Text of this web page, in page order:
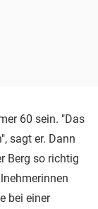
60 sein. "Das
sagt er. Dann
Berg so richtig
bei einer